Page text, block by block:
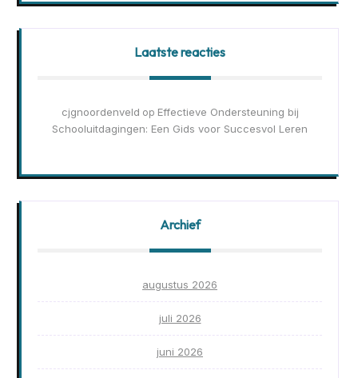
Laatste reacties
cjgnoordenveld op Effectieve Ondersteuning bij
Schooluitdagingen: Een Gids voor Succesvol Leren
Archief
augustus 2026
juli 2026
juni 2026